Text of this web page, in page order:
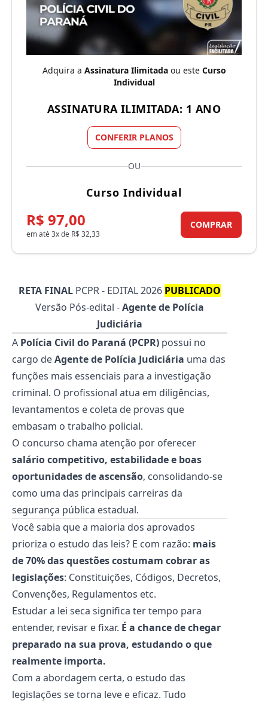
RETA FINAL PCPR - EDITAL 2026 PUBLICADO
Versão Pós-edital -Agente de Polícia
Judiciária
A Polícia Civil do Paraná (PCPR) possui no
cargo deAgente de Polícia Judiciária uma das
funções mais essenciais para a investigação
criminal. O profissional atua em diligências,
levantamentos e coleta de provas que
embasam o trabalho policial.
O concurso chama atenção por oferecer
salário competitivo, estabilidade e boas
oportunidades de ascensão, consolidando-se
como uma das principais carreiras da
segurança pública estadual.
Você sabia que a maioria dos aprovados
prioriza o estudo das leis? E com razão: mais
de 70% das questões costumam cobrar as
legislações: Constituições, Códigos, Decretos,
Convenções, Regulamentos etc.
Estudar a lei seca significa ter tempo para
entender, revisar e fixar. É a chance de chegar
preparado na sua prova, estudando o que
realmente importa.
Com a abordagem certa, o estudo das
legislações se torna leve e eficaz. Tudo
Adquira a Assinatura Ilimitadaou este Curso
Individual
ASSINATURA ILIMITADA: 1 ANO
CONFERIR PLANOS
OU
Curso Individual
R$ 97,00
em até 3x de R$ 32,33
COMPRAR